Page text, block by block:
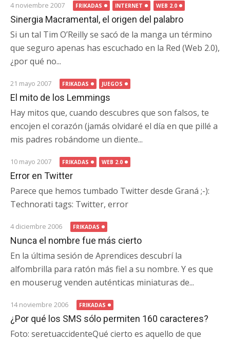
4 noviembre 2007 FRIKADAS INTERNET WEB 2.0
Sinergia Macramental, el origen del palabro
Si un tal Tim O’Reilly se sacó de la manga un término
que seguro apenas has escuchado en la Red (Web 2.0),
¿por qué no...
21 mayo 2007 FRIKADAS JUEGOS
El mito de los Lemmings
Hay mitos que, cuando descubres que son falsos, te
encojen el corazón (jamás olvidaré el día en que pillé a
mis padres robándome un diente...
10 mayo 2007 FRIKADAS WEB 2.0
Error en Twitter
Parece que hemos tumbado Twitter desde Graná ;-):
Technorati tags: Twitter, error
4 diciembre 2006 FRIKADAS
Nunca el nombre fue más cierto
En la última sesión de Aprendices descubrí la
alfombrilla para ratón más fiel a su nombre. Y es que
en mouserug venden auténticas miniaturas de...
14 noviembre 2006 FRIKADAS
¿Por qué los SMS sólo permiten 160 caracteres?
Foto: seretuaccidenteQué cierto es aquello de que